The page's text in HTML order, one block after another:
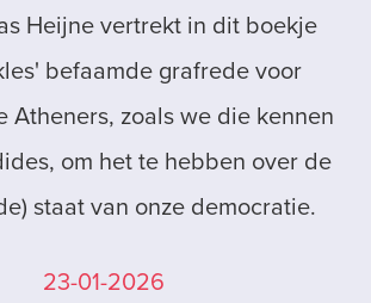
Heijne vertrekt in dit boekje
befaamde grafrede voor
Atheners, zoals we die kennen
om het te hebben over de
staat van onze democratie.
23-01-2026